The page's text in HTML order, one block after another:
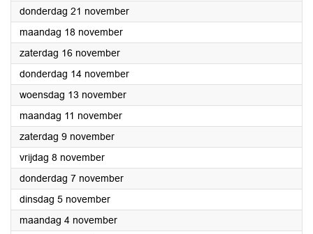
donderdag 21 november2024
maandag 18 november2024
zaterdag 16 november2024
donderdag 14 november2024
woensdag 13 november2024
maandag 11 november2024
zaterdag 9 november2024
vrijdag 8 november2024
donderdag 7 november2024
dinsdag 5 november2024
maandag 4 november2024